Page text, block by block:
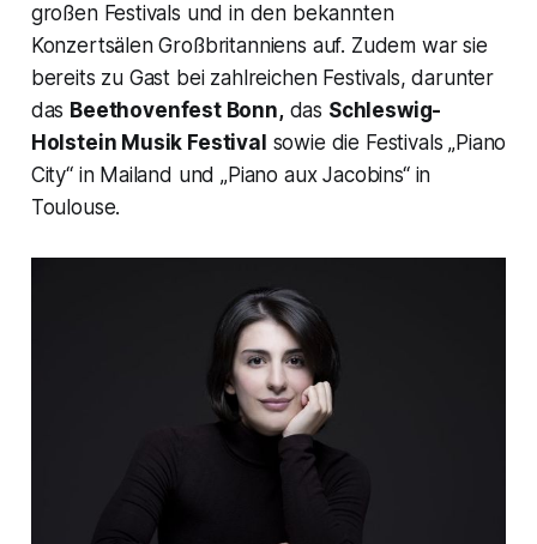
großen Festivals und in den bekannten
Konzertsälen Großbritanniens auf. Zudem war sie
bereits zu Gast bei zahlreichen Festivals, darunter
das Beethovenfest Bonn,das Schleswig-
Holstein Musik Festival sowie die Festivals „Piano
City“ in Mailand und „Piano aux Jacobins“ in
Toulouse.